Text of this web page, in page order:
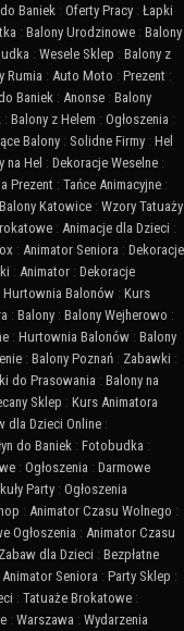
Baniek : Oferty Pracy : Łapki
: Balony Urodzinowe : Balony
: Wesele Sklep : Balony z
Rumia : Auto Moto : Prezent :
Baniek : Anonse : Balony
: Balony z Helem : Ogłoszenia :
Balony : Solidne Firmy : Hel
na Hel : Dekoracje Weselne :
Prezent : Tańce Animacyjne :
Balony Katowice : Wzory Tatuaży
: Animacje dla Dzieci :
: Animator Seniora : Dekoracje
: Animator : Dekoracje
Hurtownia Balonów : Kurs
: Balony : Balony Wejherowo :
: Hurtownia Balonów : Balony
: Balony Poznań : Zabawki :
do Prasowania : Balony na
Sklep : Kurs Animatora
dla Dzieci Online :
do Baniek : Fotobudka :
: Ogłoszenia : Darmowe
Party : Ogłoszenia
: Animator Czasu Wolnego :
Ogłoszenia : Animator Czasu
dla Dzieci : Bezpłatne
Animator Seniora : Party Sklep :
: Tatuaże Brokatowe :
: Warszawa : Wydarzenia